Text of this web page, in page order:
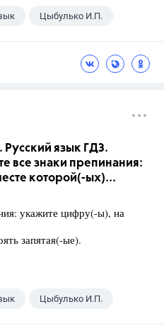
Цыбулько И.П.
язык ГДЗ.
все знаки препинания:
которой(-ых)...
укажите цифру(-ы), на
запятая(-ые).
Цыбулько И.П.